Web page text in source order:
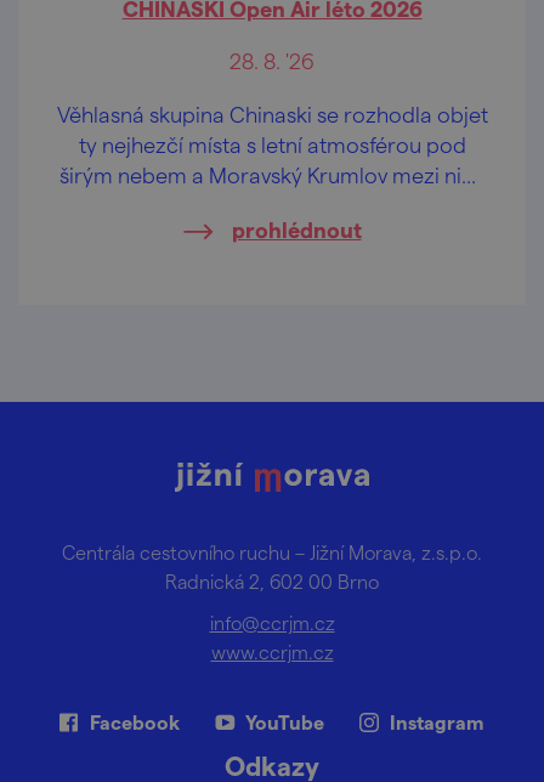
CHINASKI Open Air léto 2026
28. 8. '26
Věhlasná skupina Chinaski se rozhodla objet
ty nejhezčí místa s letní atmosférou pod
širým nebem a Moravský Krumlov mezi nimi
prohlédnout
Centrála cestovního ruchu – Jižní Morava, z.s.p.o.
Radnická 2, 602 00 Brno
info@ccrjm.cz
www.ccrjm.cz
Facebook YouTube Instagram
Odkazy